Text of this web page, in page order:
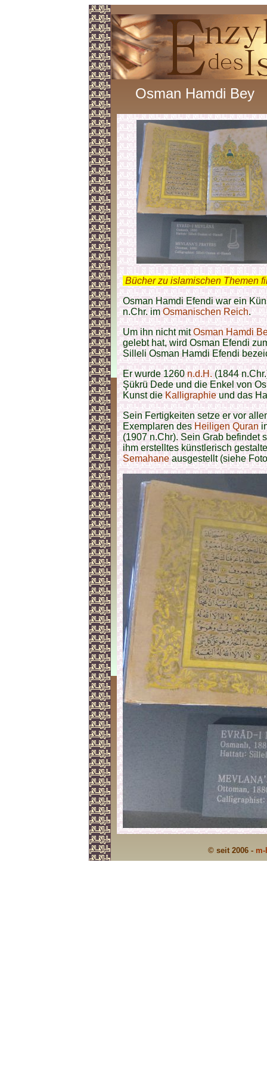
Osman Hamdi Bey
Bücher zu islamischen Themen
Osman Hamdi Efendi war ein
n.Chr. imOsmanischen Reich.
Um ihn nicht mitOsman Hamdi
gelebt hat, wird Osman Efendi
Silleli Osman Hamdi Efendi
Er wurde 1260n.d.H.(1844
Şükrü Dede und die Enkel von
Kunst dieKalligraphieund das
Sein Fertigkeiten setze er vor
Exemplaren desHeiligen Quran
(1907 n.Chr). Sein Grab befindet
ihm erstelltes künstlerisch
Semahaneausgestellt (siehe
© seit 2006 -